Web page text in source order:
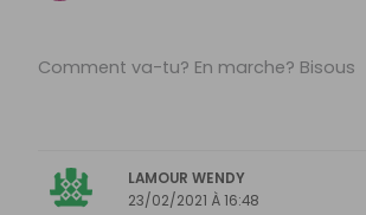
Comment va-tu? En marche? Bisous
LAMOUR WENDY
23/02/2021 À 16:48